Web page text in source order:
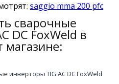
saggio mma 200 pfc
сварочные
DC FoxWeld в
инверторы TIG AC DC FoxWeld